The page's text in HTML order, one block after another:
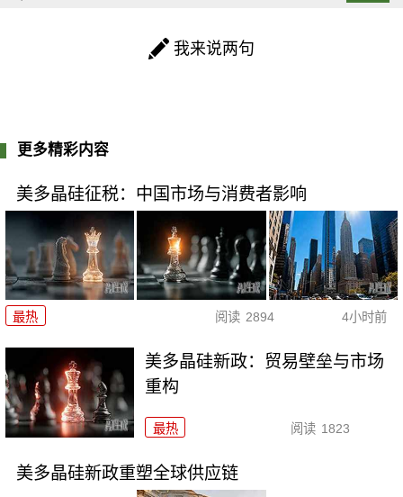
我来说两句
更多精彩内容
美多晶硅征税：中国市场与消费者影响
最热 阅读 2894 4小时前
美多晶硅新政：贸易壁垒与市场
重构
最热 阅读 1823
美多晶硅新政重塑全球供应链